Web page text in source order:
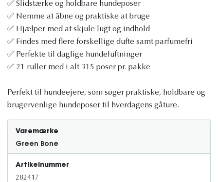
✅ Slidstærke og holdbare hundeposer
✅ Nemme at åbne og praktiske at bruge
✅ Hjælper med at skjule lugt og indhold
✅ Findes med flere forskellige dufte samt parfumefri
✅ Perfekte til daglige hundeluftninger
✅ 21 ruller med i alt 315 poser pr. pakke
Perfekt til hundeejere, som søger praktiske, holdbare og
brugervenlige hundeposer til hverdagens gåture.
Varemærke
Green Bone
Artikelnummer
282417